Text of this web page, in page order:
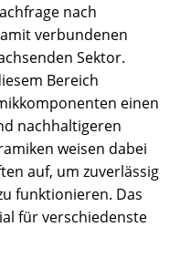
nach
verbundenen
Sektor.
Bereich
einen
nachhaltigeren
weisen dabei
auf, um zuverlässig
funktionieren. Das
für verschiedenste